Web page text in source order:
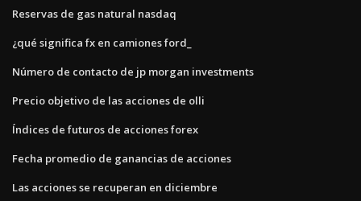
Reservas de gas natural nasdaq
¿qué significa fx en camiones ford_
Número de contacto de jp morgan investments
Precio objetivo de las acciones de olli
Índices de futuros de acciones forex
Fecha promedio de ganancias de acciones
Las acciones se recuperan en diciembre